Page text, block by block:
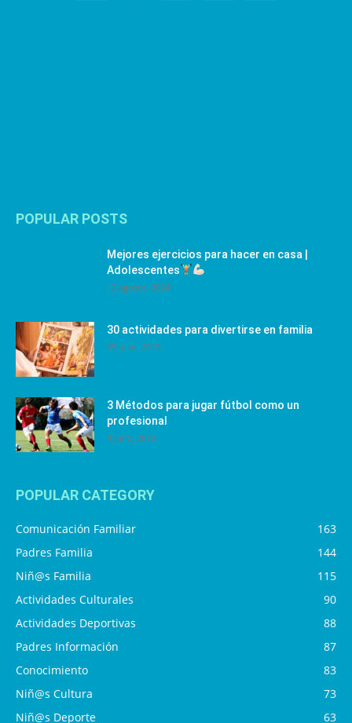
POPULAR POSTS
Mejores ejercicios para hacer en casa |
Adolescentes
12 agosto, 2024
30 actividades para divertirse en familia
25 julio, 2019
3 Métodos para jugar fútbol como un
profesional
4 julio, 2019
POPULAR CATEGORY
Comunicación Familiar
163
Padres Familia
144
Niñ@s Familia
115
Actividades Culturales
90
Actividades Deportivas
88
Padres Información
87
Conocimiento
83
Niñ@s Cultura
73
Niñ@s Deporte
63